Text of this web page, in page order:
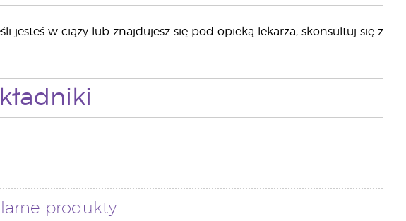
jesteś w ciąży lub znajdujesz się pod opieką lekarza, skonsultuj się z
produkty